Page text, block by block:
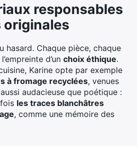
responsables
originales
hasard. Chaque pièce, chaque
d’un choix éthique.
Karine opte par exemple
à fromage recyclées, venues
audacieuse que poétique :
les traces blanchâtres
, comme une mémoire des